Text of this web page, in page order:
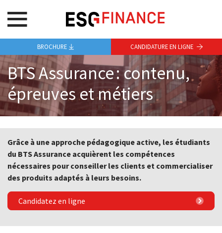
BTS Assurance : contenu,
épreuves et métiers
Grâce à une approche pédagogique active, les étudiants
du BTS Assurance acquièrent les compétences
nécessaires pour conseiller les clients et commercialiser
des produits adaptés à leurs besoins.
Candidatez en ligne
BROCHURE CANDIDATURE EN LIGNE